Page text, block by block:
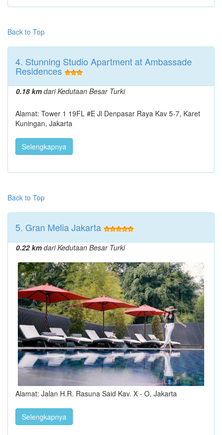
Back to Top
4. Stunning Studio Apartment at Ambassade
Residences
0.18 kmdari Kedutaan Besar Turki
Alamat: Tower 1 19FL #E Jl Denpasar Raya Kav 5-7, Karet
Kuningan, Jakarta
Selengkapnya
Back to Top
5. Gran Melia Jakarta
0.22 kmdari Kedutaan Besar Turki
Alamat: Jalan H.R. Rasuna Said Kav. X - O, Jakarta
Selengkapnya